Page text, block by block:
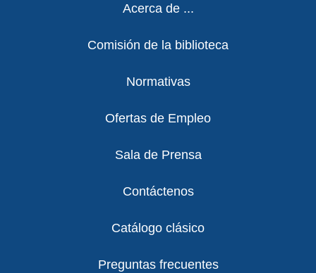
Acerca de ...
Comisión de la biblioteca
Normativas
Ofertas de Empleo
Sala de Prensa
Contáctenos
Catálogo clásico
Preguntas frecuentes